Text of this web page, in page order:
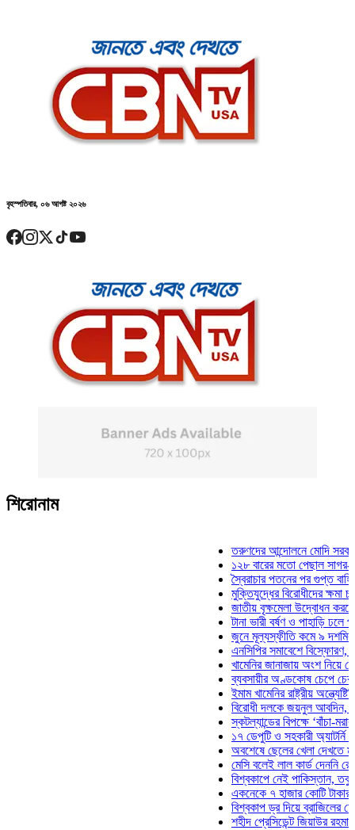
বৃহস্পতিবার, ০৬ আগষ্ট ২০২৬
শিরোনাম
তরুণদের আন্দোলনে মোদি সরকার
১২৮ বারের মতো পেছাল সাগর-রুনি
স্বৈরাচার পতনের পর গুপ্ত বাহিনীর
মুক্তিযুদ্ধের বিরোধীদের ক্ষমা
জাতীয় বৃক্ষমেলা উদ্বোধন করলেন
টানা ভারী বর্ষণ ও পাহাড়ি ঢলে
জুনে মূল্যস্ফীতি কমে ৯ দশমিক ১৬
এনসিপির সমাবেশে বিস্ফোরণ,
খামেনির জানাজায় অংশ নিয়ে দেশে
ব্যবসায়ীর অণ্ডকোষ চেপে চেক-
ইমাম খামেনির রাষ্ট্রীয়
বিরোধী দলকে জয়নুল আবদিন,
স্কটল্যান্ডের বিপক্ষে ‘বাঁচা-মরার
১৭ ডেপুটি ও সহকারী অ্যাটর্নি
অবশেষে ছেলের খেলা দেখতে মাঠে
মেসি বলেই লাল কার্ড দেননি
বিশ্বকাপে নেই পাকিস্তান, তবু
একনেকে ৭ হাজার কোটি টাকার ৫
বিশ্বকাপ ড্র দিয়ে ব্রাজিলের হেক্সা
শহীদ প্রেসিডেন্ট জিয়াউর রহমান